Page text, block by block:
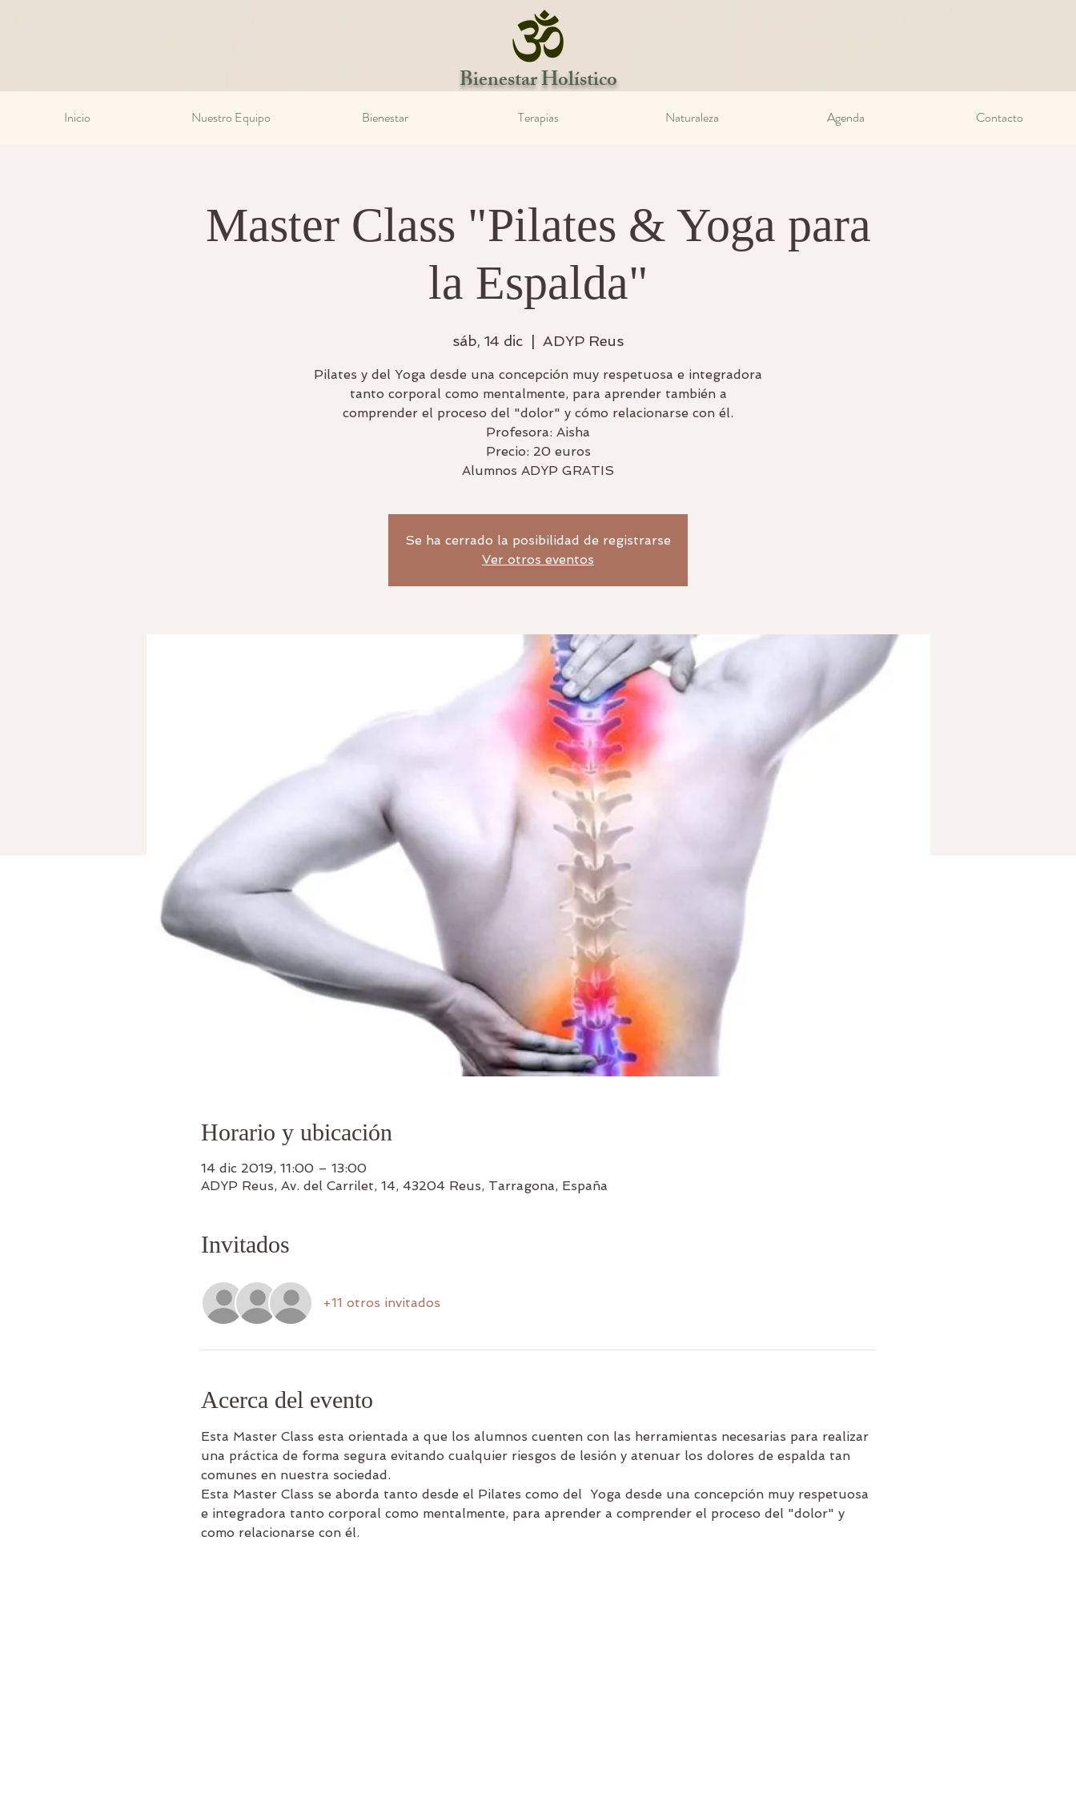
Bienestar Holístico
Inicio Nuestro Equipo Bienestar Terapias Naturaleza Agenda Contacto
Master Class "Pilates & Yoga para
la Espalda"
sáb, 14 dic ADYP Reus
Pilates y del Yoga desde una concepción muy respetuosa e integradora
tanto corporal como mentalmente, para aprender también a
comprender el proceso del "dolor" y cómo relacionarse con él.
Profesora: Aisha
Precio: 20 euros
Alumnos ADYP GRATIS
Se ha cerrado la posibilidad de registrarse
Ver otros eventos
Horario y ubicación
14 dic 2019, 11:00 – 13:00
ADYP Reus, Av. del Carrilet, 14, 43204 Reus, Tarragona, España
Invitados
+11 otros invitados
Acerca del evento
Esta Master Class esta orientada a que los alumnos cuenten con las herramientas necesarias para realizar
una práctica de forma segura evitando cualquier riesgos de lesión y atenuar los dolores de espalda tan
comunes en nuestra sociedad.
Esta Master Class se aborda tanto desde el Pilates como del  Yoga desde una concepción muy respetuosa
e integradora tanto corporal como mentalmente, para aprender a comprender el proceso del "dolor" y
como relacionarse con él.